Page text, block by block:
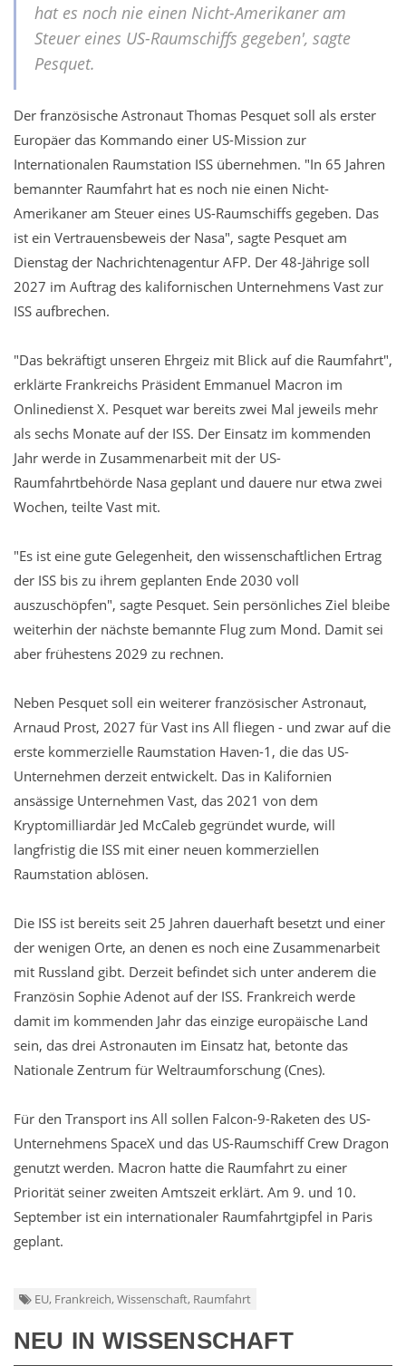
hat es noch nie einen Nicht-Amerikaner am
Steuer eines US-Raumschiffs gegeben', sagte
Pesquet.
Der französische Astronaut Thomas Pesquet soll als erster
Europäer das Kommando einer US-Mission zur
Internationalen Raumstation ISS übernehmen. "In 65 Jahren
bemannter Raumfahrt hat es noch nie einen Nicht-
Amerikaner am Steuer eines US-Raumschiffs gegeben. Das
ist ein Vertrauensbeweis der Nasa", sagte Pesquet am
Dienstag der Nachrichtenagentur AFP. Der 48-Jährige soll
2027 im Auftrag des kalifornischen Unternehmens Vast zur
ISS aufbrechen.
"Das bekräftigt unseren Ehrgeiz mit Blick auf die Raumfahrt",
erklärte Frankreichs Präsident Emmanuel Macron im
Onlinedienst X. Pesquet war bereits zwei Mal jeweils mehr
als sechs Monate auf der ISS. Der Einsatz im kommenden
Jahr werde in Zusammenarbeit mit der US-
Raumfahrtbehörde Nasa geplant und dauere nur etwa zwei
Wochen, teilte Vast mit.
"Es ist eine gute Gelegenheit, den wissenschaftlichen Ertrag
der ISS bis zu ihrem geplanten Ende 2030 voll
auszuschöpfen", sagte Pesquet. Sein persönliches Ziel bleibe
weiterhin der nächste bemannte Flug zum Mond. Damit sei
aber frühestens 2029 zu rechnen.
Neben Pesquet soll ein weiterer französischer Astronaut,
Arnaud Prost, 2027 für Vast ins All fliegen - und zwar auf die
erste kommerzielle Raumstation Haven-1, die das US-
Unternehmen derzeit entwickelt. Das in Kalifornien
ansässige Unternehmen Vast, das 2021 von dem
Kryptomilliardär Jed McCaleb gegründet wurde, will
langfristig die ISS mit einer neuen kommerziellen
Raumstation ablösen.
Die ISS ist bereits seit 25 Jahren dauerhaft besetzt und einer
der wenigen Orte, an denen es noch eine Zusammenarbeit
mit Russland gibt. Derzeit befindet sich unter anderem die
Französin Sophie Adenot auf der ISS. Frankreich werde
damit im kommenden Jahr das einzige europäische Land
sein, das drei Astronauten im Einsatz hat, betonte das
Nationale Zentrum für Weltraumforschung (Cnes).
Für den Transport ins All sollen Falcon-9-Raketen des US-
Unternehmens SpaceX und das US-Raumschiff Crew Dragon
genutzt werden. Macron hatte die Raumfahrt zu einer
Priorität seiner zweiten Amtszeit erklärt. Am 9. und 10.
September ist ein internationaler Raumfahrtgipfel in Paris
geplant.
EU, Frankreich, Wissenschaft, Raumfahrt
NEU IN WISSENSCHAFT